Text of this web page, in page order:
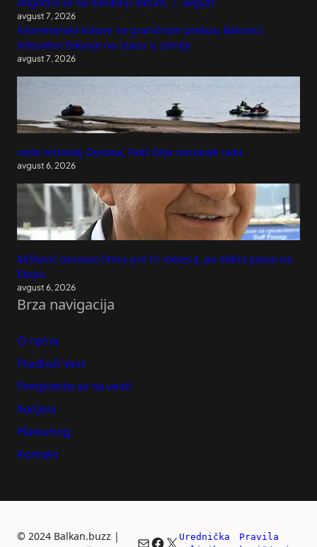
avgust 7, 2026
Kilometarske kolone na graničnom prelazu Batrovci:
Višesatno čekanje na izlazu iz zemlje
avgust 7, 2026
raste vodostaj Dunava, Pakš čeka nastavak rada
avgust 6, 2026
Mišković osnovao firmu pre tri meseca, pa dobio posao na
Ekspu
avgust 6, 2026
Brza navigacija
O nama
Predloži Vest
Pretplatite se na vesti
Karijera
Marketing
Kontakt
© 2024 Balkan.buzz |
Mail
Facebook
X Urednička
Pravila